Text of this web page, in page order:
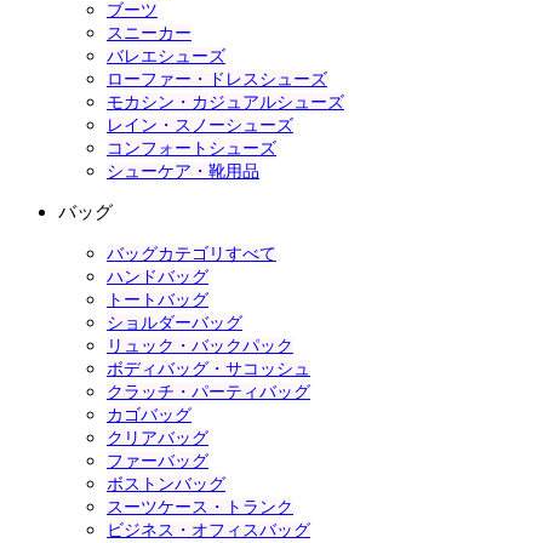
ブーツ
スニーカー
バレエシューズ
ローファー・ドレスシューズ
モカシン・カジュアルシューズ
レイン・スノーシューズ
コンフォートシューズ
シューケア・靴用品
バッグ
バッグカテゴリすべて
ハンドバッグ
トートバッグ
ショルダーバッグ
リュック・バックパック
ボディバッグ・サコッシュ
クラッチ・パーティバッグ
カゴバッグ
クリアバッグ
ファーバッグ
ボストンバッグ
スーツケース・トランク
ビジネス・オフィスバッグ